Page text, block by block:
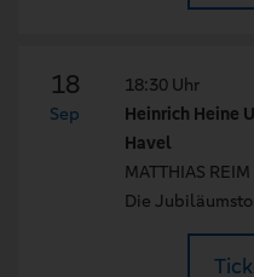
18
Sep
18:30 Uhr
Heinrich Heine
Havel
MATTHIAS
Die